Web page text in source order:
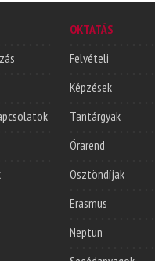
OKTATÁS
Felvételi
Képzések
Tantárgyak
Órarend
Ösztöndíjak
Erasmus
Neptun